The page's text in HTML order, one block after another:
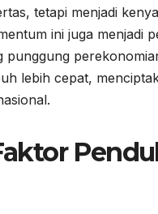
tetapi menjadi
ini juga menjadi
punggung
lebih cepat,